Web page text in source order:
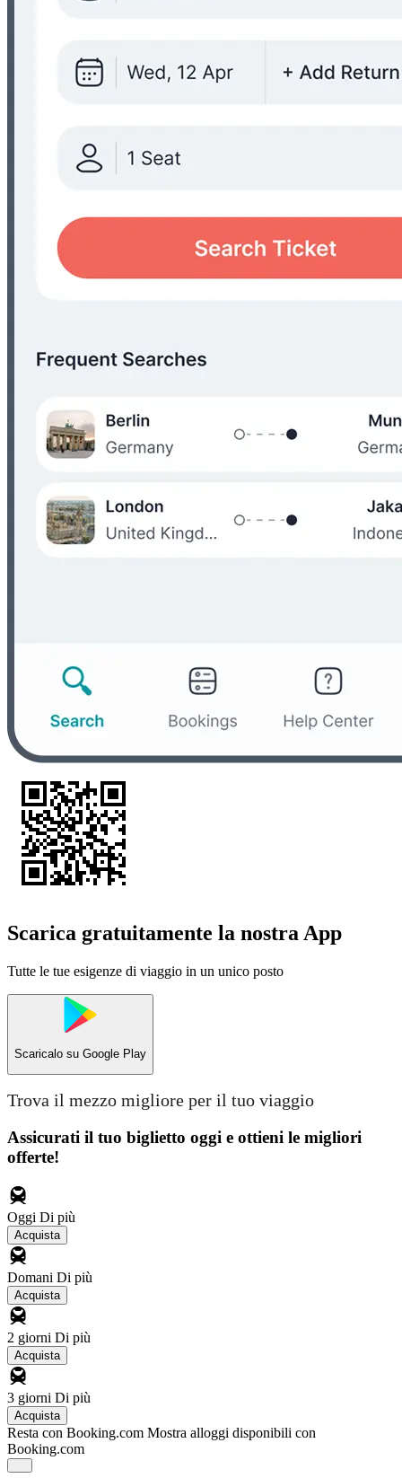
Scarica gratuitamente la nostra App
Tutte le tue esigenze di viaggio in un unico posto
Scaricalo su Google Play
Trova il mezzo migliore per il tuo viaggio
Assicurati il ​​tuo biglietto oggi e ottieni le migliori
offerte!
Oggi Di più
Acquista
Domani Di più
Acquista
2 giorni Di più
Acquista
3 giorni Di più
Acquista
Resta con Booking.com Mostra alloggi disponibili con
Booking.com